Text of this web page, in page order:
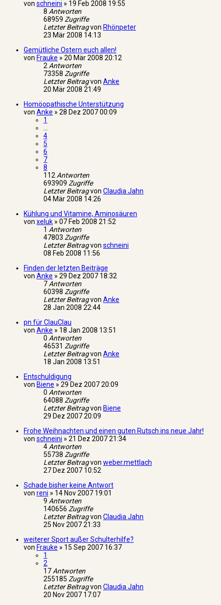
von schneini » 19 Feb 2008 19:55
8 Antworten
68959 Zugriffe
Letzter Beitragvon Rhönpeter
23 Mär 2008 14:13
Gemütliche Ostern euch allen!
von Frauke » 20 Mär 2008 20:12
2Antworten
73358 Zugriffe
Letzter Beitragvon Anke
20 Mär 2008 21:49
Homöopathische Unterstützung
von Anke » 28 Dez 2007 00:09
1
…
4
5
6
7
8
112Antworten
693909 Zugriffe
Letzter Beitragvon Claudia Jahn
04 Mär 2008 14:26
Kühlung und Vitamine, Aminosäuren
von xeluk » 07 Feb 2008 21:52
1 Antworten
47803 Zugriffe
Letzter Beitragvon schneini
08 Feb 2008 11:56
Finden der letzten Beiträge
von Anke » 29 Dez 2007 18:32
7Antworten
60398 Zugriffe
Letzter Beitragvon Anke
28 Jan 2008 22:44
pn für ClauClau
von Anke » 18 Jan 2008 13:51
0 Antworten
46531 Zugriffe
Letzter Beitragvon Anke
18 Jan 2008 13:51
Entschuldigung
von Biene » 29 Dez 2007 20:09
0 Antworten
64088 Zugriffe
Letzter Beitragvon Biene
29 Dez 2007 20:09
Frohe Weihnachten und einen guten Rutsch ins neue Jahr!
von schneini » 21 Dez 2007 21:34
4Antworten
55738 Zugriffe
Letzter Beitragvon weber.mettlach
27 Dez 2007 10:52
Schade bisher keine Antwort
von reni » 14 Nov 2007 19:01
9 Antworten
140656 Zugriffe
Letzter Beitragvon Claudia Jahn
25 Nov 2007 21:33
weiterer Sport außer Schulterhilfe?
von Frauke » 15 Sep 2007 16:37
1
2
17Antworten
255185 Zugriffe
Letzter Beitragvon Claudia Jahn
20 Nov 2007 17:07